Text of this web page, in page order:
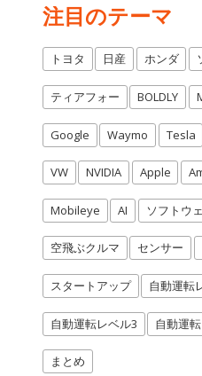
注目のテーマ
トヨタ 日産 ホンダ
ティアフォー BOLDLY
Google Waymo Tesla
VW NVIDIA Apple
Mobileye AI ソフトウ
空飛ぶクルマ センサー
スタートアップ 自動運転
自動運転レベル3 自動運
まとめ